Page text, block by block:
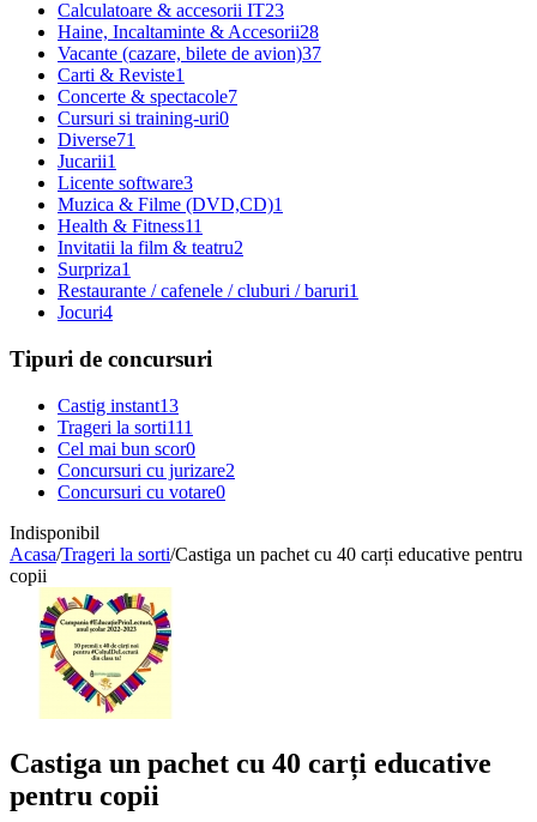
Calculatoare & accesorii IT23
Haine, Incaltaminte & Accesorii28
Vacante (cazare, bilete de avion)37
Carti & Reviste1
Concerte & spectacole7
Cursuri si training-uri0
Diverse71
Jucarii1
Licente software3
Muzica & Filme (DVD,CD)1
Health & Fitness11
Invitatii la film & teatru2
Surpriza1
Restaurante / cafenele / cluburi / baruri1
Jocuri4
Tipuri de concursuri
Castig instant13
Trageri la sorti111
Cel mai bun scor0
Concursuri cu jurizare2
Concursuri cu votare0
Indisponibil
Acasa/Trageri la sorti/Castiga un pachet cu 40 carți educative pentru
copii
Castiga un pachet cu 40 carți educative
pentru copii